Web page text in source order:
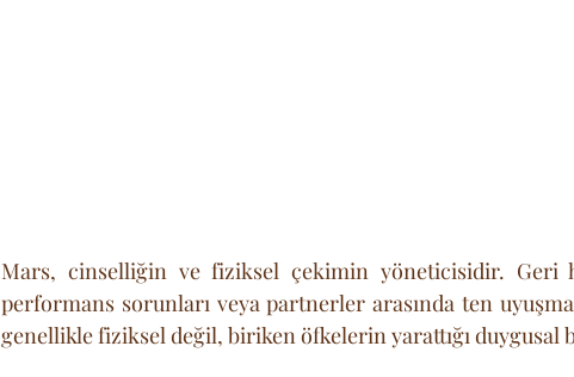
Mars, cinselliğin ve fiziksel çekimin yöneticisidir. Geri
performans sorunları veya partnerler arasında ten
genellikle fiziksel değil, biriken öfkelerin yarattığı duygusal